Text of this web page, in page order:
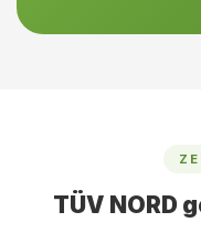
TÜV NORD